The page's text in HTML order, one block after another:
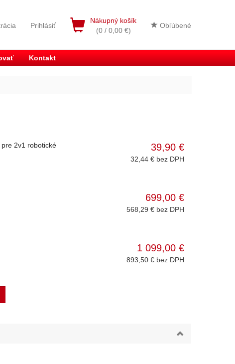
Nákupný košík
(0 / 0,00 €)
Obľúbené
Prihlásiť
Kontakt
pre 2v1 robotické
39,90 €
32,44 € bez DPH
699,00 €
568,29 € bez DPH
1 099,00 €
893,50 € bez DPH